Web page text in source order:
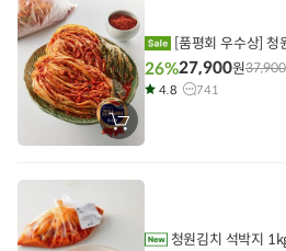
담
기
장
바
에
[품평회 우수상]
26%27,900원37,900
4.8 741
청원김치 석박지